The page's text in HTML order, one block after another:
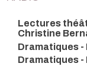
Lectures
Christine
Dramatiques
Dramatiques -